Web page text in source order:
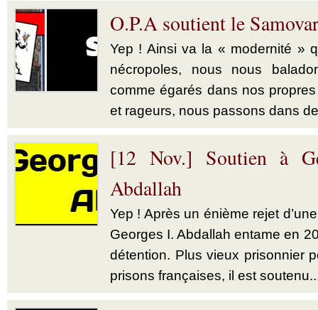
O.P.A soutient le
Yep ! Ainsi va la « modernité »
nécropoles, nous nous
comme égarés dans nos
et rageurs, nous passons dans
[12 Nov.] Soutien à
Abdallah
Yep ! Après un énième rejet
Georges I. Abdallah entame en
détention. Plus vieux prisonnier
prisons françaises, il est